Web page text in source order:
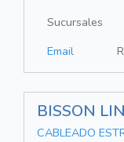
Sucursales
Email
BISSON
CABLEADO